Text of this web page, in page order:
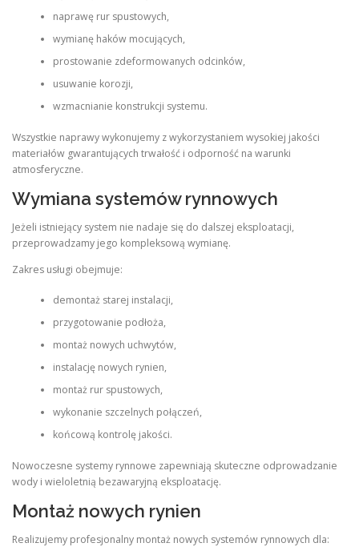
naprawę rur spustowych,
wymianę haków mocujących,
prostowanie zdeformowanych odcinków,
usuwanie korozji,
wzmacnianie konstrukcji systemu.
Wszystkie naprawy wykonujemy z wykorzystaniem wysokiej jakości
materiałów gwarantujących trwałość i odporność na warunki
atmosferyczne.
Wymiana systemów rynnowych
Jeżeli istniejący system nie nadaje się do dalszej eksploatacji,
przeprowadzamy jego kompleksową wymianę.
Zakres usługi obejmuje:
demontaż starej instalacji,
przygotowanie podłoża,
montaż nowych uchwytów,
instalację nowych rynien,
montaż rur spustowych,
wykonanie szczelnych połączeń,
końcową kontrolę jakości.
Nowoczesne systemy rynnowe zapewniają skuteczne odprowadzanie
wody i wieloletnią bezawaryjną eksploatację.
Montaż nowych rynien
Realizujemy profesjonalny montaż nowych systemów rynnowych dla: